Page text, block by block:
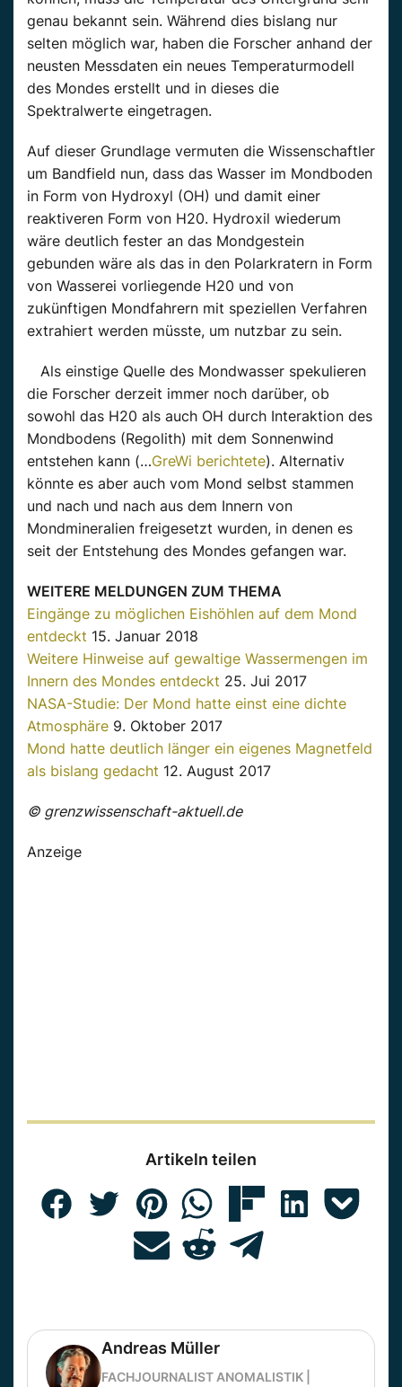
genau bekannt sein. Während dies bislang nur
selten möglich war, haben die Forscher anhand der
neusten Messdaten ein neues Temperaturmodell
des Mondes erstellt und in dieses die
Spektralwerte eingetragen.
Auf dieser Grundlage vermuten die Wissenschaftler
um Bandfield nun, dass das Wasser im Mondboden
in Form von Hydroxyl (OH) und damit einer
reaktiveren Form von H20. Hydroxil wiederum
wäre deutlich fester an das Mondgestein
gebunden wäre als das in den Polarkratern in Form
von Wasserei vorliegende H20 und von
zukünftigen Mondfahrern mit speziellen Verfahren
extrahiert werden müsste, um nutzbar zu sein.
Als einstige Quelle des Mondwasser spekulieren
die Forscher derzeit immer noch darüber, ob
sowohl das H20 als auch OH durch Interaktion des
Mondbodens (Regolith) mit dem Sonnenwind
entstehen kann (…GreWi berichtete). Alternativ
könnte es aber auch vom Mond selbst stammen
und nach und nach aus dem Innern von
Mondmineralien freigesetzt wurden, in denen es
seit der Entstehung des Mondes gefangen war.
WEITERE MELDUNGEN ZUM THEMA
Eingänge zu möglichen Eishöhlen auf dem Mond
entdeckt 15. Januar 2018
Weitere Hinweise auf gewaltige Wassermengen im
Innern des Mondes entdeckt 25. Jui 2017
NASA-Studie: Der Mond hatte einst eine dichte
Atmosphäre 9. Oktober 2017
Mond hatte deutlich länger ein eigenes Magnetfeld
als bislang gedacht 12. August 2017
© grenzwissenschaft-aktuell.de
Anzeige
Artikeln teilen
Andreas Müller
FACHJOURNALIST ANOMALISTIK |